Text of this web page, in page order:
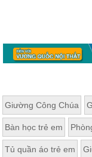
Với bề mặt bàn học
chói mắt, phản
vở ở nhà các cô
Giường Công Chúa
Bàn học trẻ em
Tủ quần áo trẻ em